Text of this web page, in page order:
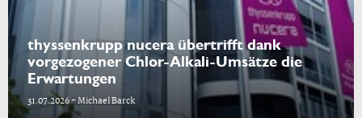
thyssenkrupp nucera übertrifft dank
vorgezogener Chlor-Alkali-Umsätze die
Erwartungen
31.07.2026 - Michael Barck